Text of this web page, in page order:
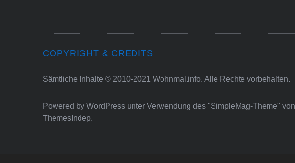
COPYRIGHT & CREDITS
Sämtliche Inhalte © 2010-2021 Wohnmal.info. Alle Rechte vorbehalten.
Powered by WordPress unter Verwendung des "SimpleMag-Theme" von
ThemesIndep.